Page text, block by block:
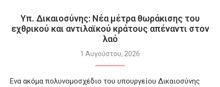
Υπ. Δικαιοσύνης: Νέα μέτρα θωράκισης του
εχθρικού και αντιλαϊκού κράτους απέναντι στον
λαό
1 Αυγούστου, 2026
Ενα ακόμα πολυνομοσχέδιο του υπουργείου Δικαιοσύνης